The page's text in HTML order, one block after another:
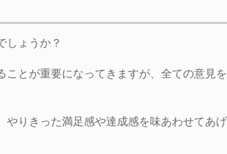
しょうか？
とが重要になってきますが、全ての意見
りきった満足感や達成感を味あわせてあ